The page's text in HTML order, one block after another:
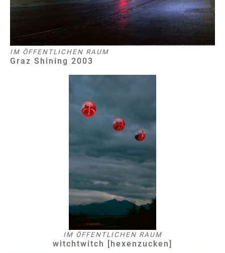
IM ÖFFENTLICHEN RAUM
Graz Shining 2003
IM ÖFFENTLICHEN RAUM
witchtwitch [hexenzucken]